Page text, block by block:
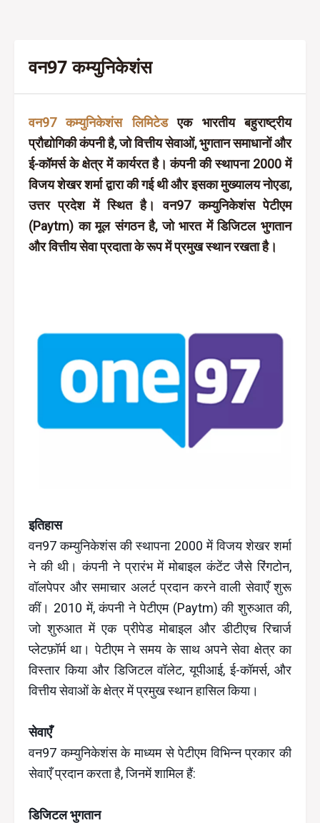
वन97 कम्युनिकेशंस
वन97 कम्युनिकेशंस लिमिटेडएक भारतीय बहुराष्ट्रीय
प्रौद्योगिकी कंपनी है, जो वित्तीय सेवाओं, भुगतान समाधानों और
ई-कॉमर्स के क्षेत्र में कार्यरत है। कंपनी की स्थापना 2000 में
विजय शेखर शर्मा द्वारा की गई थी और इसका मुख्यालय नोएडा,
उत्तर प्रदेश में स्थित है। वन97 कम्युनिकेशंस पेटीएम
(Paytm) का मूल संगठन है, जो भारत में डिजिटल भुगतान
और वित्तीय सेवा प्रदाता के रूप में प्रमुख स्थान रखता है।
इतिहास
वन97 कम्युनिकेशंस की स्थापना 2000 में विजय शेखर शर्मा
ने की थी। कंपनी ने प्रारंभ में मोबाइल कंटेंट जैसे रिंगटोन,
वॉलपेपर और समाचार अलर्ट प्रदान करने वाली सेवाएँ शुरू
कीं। 2010 में, कंपनी ने पेटीएम (Paytm) की शुरुआत की,
जो शुरुआत में एक प्रीपेड मोबाइल और डीटीएच रिचार्ज
प्लेटफ़ॉर्म था। पेटीएम ने समय के साथ अपने सेवा क्षेत्र का
विस्तार किया और डिजिटल वॉलेट, यूपीआई, ई-कॉमर्स, और
वित्तीय सेवाओं के क्षेत्र में प्रमुख स्थान हासिल किया।
सेवाएँ
वन97 कम्युनिकेशंस के माध्यम से पेटीएम विभिन्न प्रकार की
सेवाएँ प्रदान करता है, जिनमें शामिल हैं:
डिजिटल भुगतान